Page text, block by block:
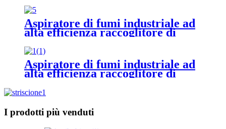
Aspiratore di fumi industriale ad
alta efficienza raccoglitore di
polvere di saldatura raccogli
polvere di sega per pietra
Aspiratore di fumi industriale ad
alta efficienza raccoglitore di
polvere di sega per pietra
I prodotti più venduti